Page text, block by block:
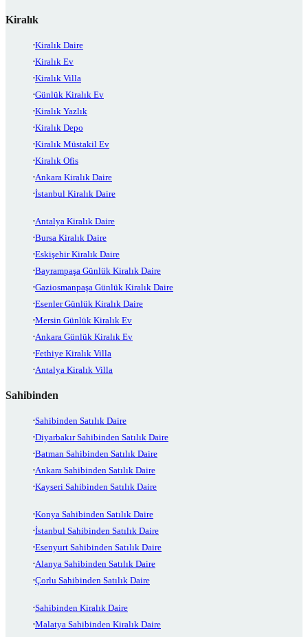
Kiralık
Kiralık Daire
Kiralık Ev
Kiralık Villa
Günlük Kiralık Ev
Kiralık Yazlık
Kiralık Depo
Kiralık Müstakil Ev
Kiralık Ofis
Ankara Kiralık Daire
İstanbul Kiralık Daire
Antalya Kiralık Daire
Bursa Kiralık Daire
Eskişehir Kiralık Daire
Bayrampaşa Günlük Kiralık Daire
Gaziosmanpaşa Günlük Kiralık Daire
Esenler Günlük Kiralık Daire
Mersin Günlük Kiralık Ev
Ankara Günlük Kiralık Ev
Fethiye Kiralık Villa
Antalya Kiralık Villa
Sahibinden
Sahibinden Satılık Daire
Diyarbakır Sahibinden Satılık Daire
Batman Sahibinden Satılık Daire
Ankara Sahibinden Satılık Daire
Kayseri Sahibinden Satılık Daire
Konya Sahibinden Satılık Daire
İstanbul Sahibinden Satılık Daire
Esenyurt Sahibinden Satılık Daire
Alanya Sahibinden Satılık Daire
Çorlu Sahibinden Satılık Daire
Sahibinden Kiralık Daire
Malatya Sahibinden Kiralık Daire